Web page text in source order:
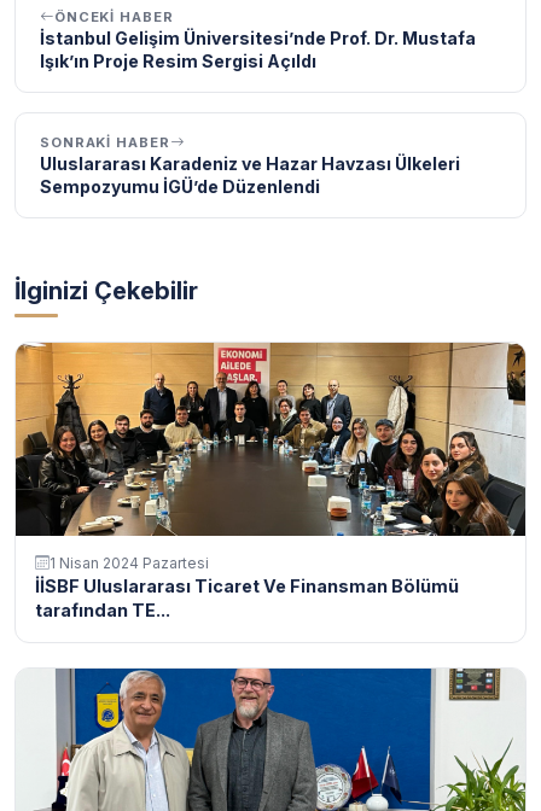
ÖNCEKI HABER
İstanbul Gelişim Üniversitesi’nde Prof. Dr. Mustafa
Işık’ın Proje Resim Sergisi Açıldı
SONRAKI HABER
Uluslararası Karadeniz ve Hazar Havzası Ülkeleri
Sempozyumu İGÜ’de Düzenlendi
İlginizi Çekebilir
1 Nisan 2024 Pazartesi
İİSBF Uluslararası Ticaret Ve Finansman Bölümü
tarafından TE...